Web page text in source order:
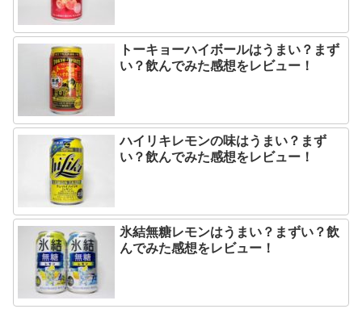
トーキョーハイボールはうまい？まず
い？飲んでみた感想をレビュー！
ハイリキレモンの味はうまい？まず
い？飲んでみた感想をレビュー！
氷結無糖レモンはうまい？まずい？飲
んでみた感想をレビュー！